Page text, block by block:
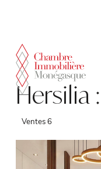
Hersilia :
Ventes6